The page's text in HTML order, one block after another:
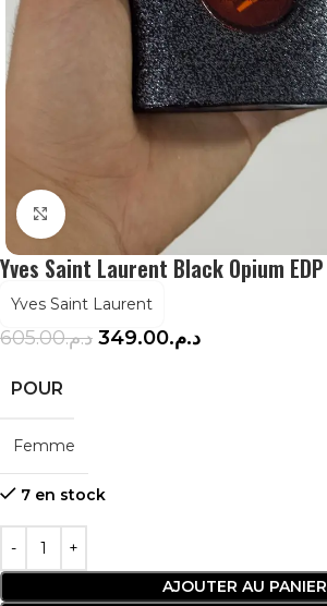
Agrandir
Yves Saint Laurent Black Opium EDP
Yves Saint Laurent
د.م.605.00 د.م.349.00
POUR
Femme
7 en stock
AJOUTER AU PANIER